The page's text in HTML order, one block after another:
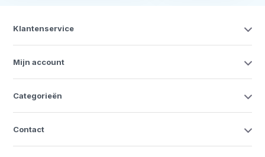
Klantenservice
Mijn account
Categorieën
Contact